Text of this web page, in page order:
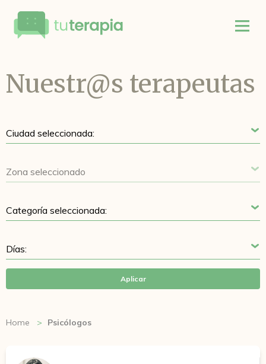
Nuestr@s terapeutas
Aplicar
Home Psicólogos